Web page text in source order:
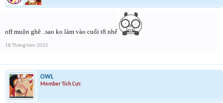
off muộn ghê ..sao ko làm vào cuối t8 nhể
18 Tháng tám 2015
OWL
Member Tích Cực